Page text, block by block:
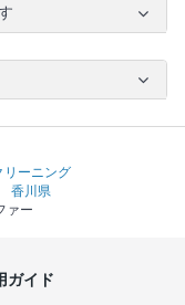
リーニング
香川県
ァー
ガイド